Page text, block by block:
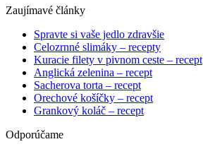
Zaujímavé články
Spravte si vaše jedlo zdravšie
Celozrnné slimáky – recepty
Kuracie filety v pivnom ceste – recept
Anglická zelenina – recept
Sacherova torta – recept
Orechové košíčky – recept
Grankový koláč – recept
Odporúčame